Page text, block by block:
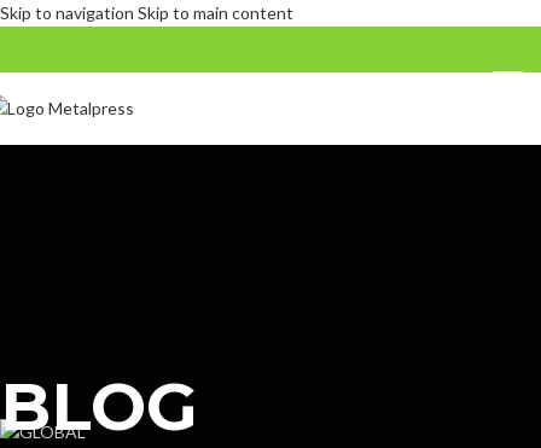
Skip to navigation Skip to main content
BLOG